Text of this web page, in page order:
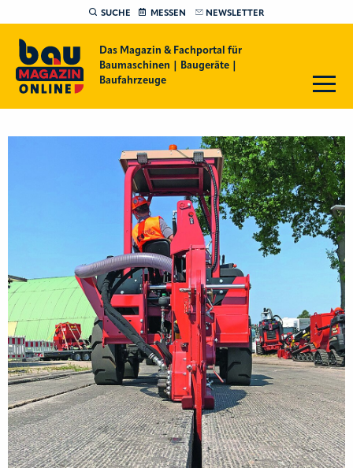
SUCHE MESSEN NEWSLETTER
Das Magazin & Fachportal für
Baumaschinen | Baugeräte |
Baufahrzeuge